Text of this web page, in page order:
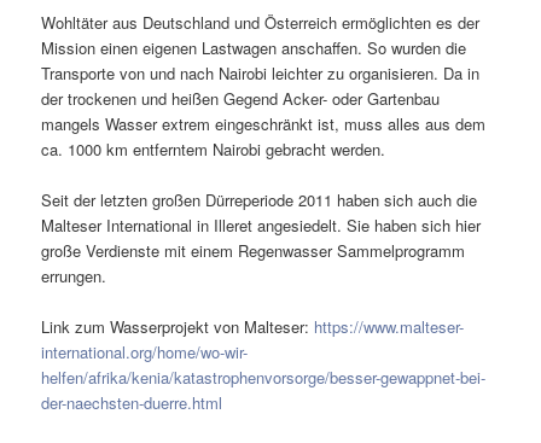
Wohltäter aus Deutschland und Österreich ermöglichten es der
Mission einen eigenen Lastwagen anschaffen. So wurden die
Transporte von und nach Nairobi leichter zu organisieren. Da in
der trockenen und heißen Gegend Acker- oder Gartenbau
mangels Wasser extrem eingeschränkt ist, muss alles aus dem
ca. 1000 km entferntem Nairobi gebracht werden.
Seit der letzten großen Dürreperiode 2011 haben sich auch die
Malteser International in Illeret angesiedelt. Sie haben sich hier
große Verdienste mit einem Regenwasser Sammelprogramm
errungen.
Link zum Wasserprojekt von Malteser: https://www.malteser-
international.org/home/wo-wir-
helfen/afrika/kenia/katastrophenvorsorge/besser-gewappnet-bei-
der-naechsten-duerre.html